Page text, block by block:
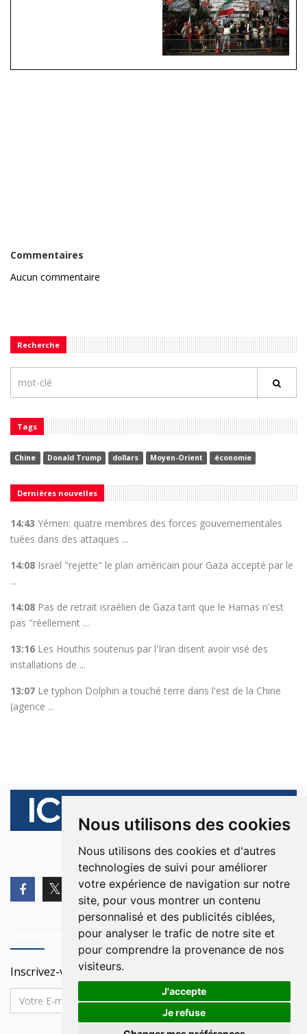
Nous utilisons des cookies
Nous utilisons des cookies et d'autres
technologies de suivi pour améliorer
votre expérience de navigation sur notre
site, pour vous montrer un contenu
personnalisé et des publicités ciblées,
pour analyser le trafic de notre site et
pour comprendre la provenance de nos
visiteurs.
J'accepte
Je refuse
Commentaires
Aucun commentaire
Recherche
Tags
Chine Donald Trump dollars Moyen-Orient économie
Dernières nouvelles
14:43 Yémen: quatre membres des forces gouvernementales
tuées dans des attaques ...
14:08 Israël "rejette" le plan américain pour Gaza accepté par le
...
14:08 Pas de retrait israélien de Gaza tant que le Hamas n'est
pas "réellement ...
13:16 Les Houthis soutenus par l'Iran disent avoir visé des
installations de ...
13:07 Le typhon Dolphin a touché terre dans l'est de la Chine
(agence ...
© 2026 Ici Beyrouth. Tous les droits sont réservés.
Inscrivez-vous à notre Newsletter